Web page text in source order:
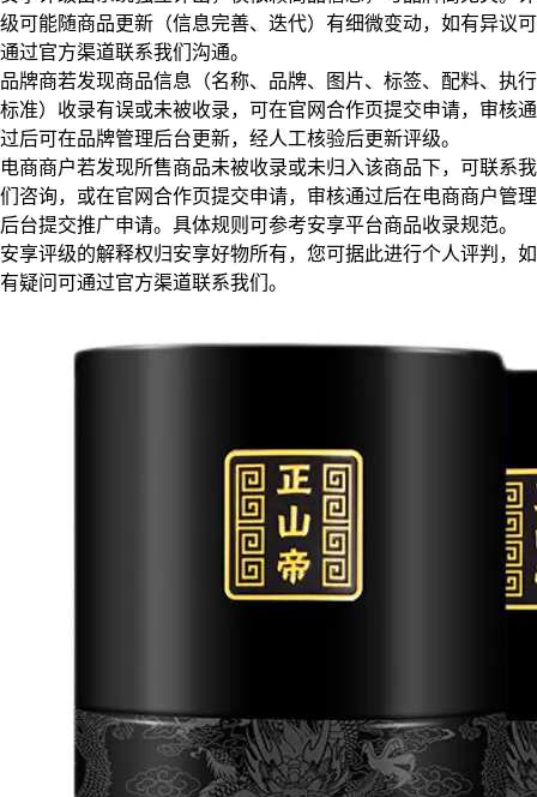
级可能随商品更新（信息完善、迭代）有细微变动，如有异议可
通过官方渠道联系我们沟通。
品牌商若发现商品信息（名称、品牌、图片、标签、配料、执行
标准）收录有误或未被收录，可在官网合作页提交申请，审核通
过后可在品牌管理后台更新，经人工核验后更新评级。
电商商户若发现所售商品未被收录或未归入该商品下，可联系我
们咨询，或在官网合作页提交申请，审核通过后在电商商户管理
后台提交推广申请。具体规则可参考安享平台商品收录规范。
安享评级的解释权归安享好物所有，您可据此进行个人评判，如
有疑问可通过官方渠道联系我们。